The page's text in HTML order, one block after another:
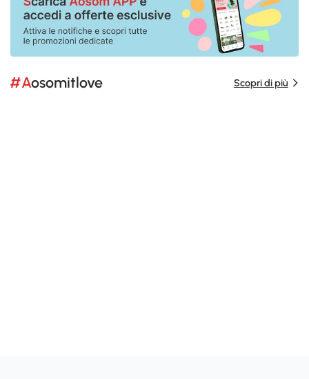
#Aosomitlove Scopri di più